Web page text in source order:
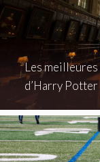
Les
d’Harry Potter